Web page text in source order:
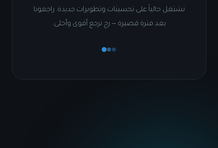
حالياً على تحسينات وتطويرات جديدة. راجعونا
بعد فترة قصيرة — رح نرجع أقوى وأحلى.